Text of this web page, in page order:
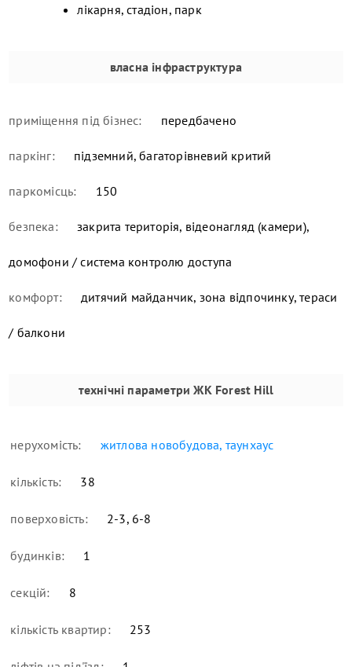
лікарня, стадіон, парк
власна інфраструктура
приміщення під бізнес: передбачено
паркінг: підземний, багаторівневий критий
паркомісць: 150
безпека: закрита територія, відеонагляд (камери),
домофони / система контролю доступа
комфорт: дитячий майданчик, зона відпочинку, тераси
/ балкони
технічні параметри ЖК Forest Hill
нерухомість: житлова новобудова, таунхаус
кількість: 38
поверховість: 2-3, 6-8
будинків: 1
секцій: 8
кількість квартир: 253